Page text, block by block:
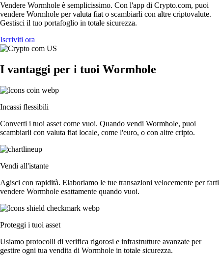
Vendere Wormhole è semplicissimo. Con l'app di Crypto.com, puoi
vendere Wormhole per valuta fiat o scambiarli con altre criptovalute.
Gestisci il tuo portafoglio in totale sicurezza.
Iscriviti ora
I vantaggi per i tuoi Wormhole
Incassi flessibili
Converti i tuoi asset come vuoi. Quando vendi Wormhole, puoi
scambiarli con valuta fiat locale, come l'euro, o con altre cripto.
Vendi all'istante
Agisci con rapidità. Elaboriamo le tue transazioni velocemente per farti
vendere Wormhole esattamente quando vuoi.
Proteggi i tuoi asset
Usiamo protocolli di verifica rigorosi e infrastrutture avanzate per
gestire ogni tua vendita di Wormhole in totale sicurezza.